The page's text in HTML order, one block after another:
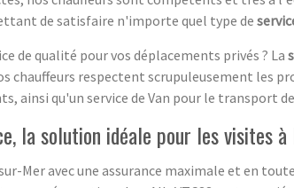
de satisfaire n'importe quel type de
de qualité pour vos déplacements privés ? La
chauffeurs respectent scrupuleusement les
ainsi qu'un service de Van pour le transport
la solution idéale pour les visites
Mer avec une assurance maximale et en